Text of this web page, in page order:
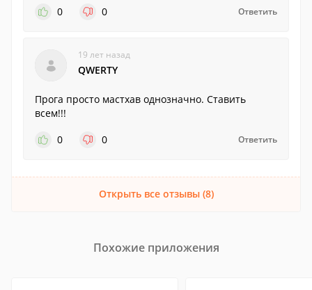
0
0 Ответить
19 лет назад
QWERTY
Прога просто мастхав однозначно. Ставить
всем!!!
0
0 Ответить
Открыть все отзывы (8)
Похожие приложения